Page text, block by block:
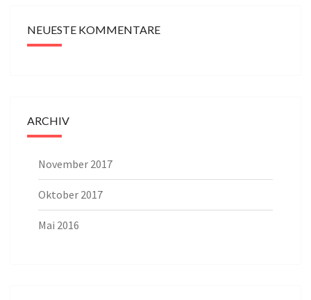
NEUESTE KOMMENTARE
ARCHIV
November 2017
Oktober 2017
Mai 2016